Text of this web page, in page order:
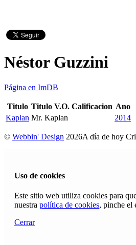
Néstor Guzzini
Página en ImDB
Titulo Titulo V.O. Calificacion Ano
Kaplan Mr. Kaplan 2014
© Webbin' Design 2026A día de hoy
Uso de cookies
Este sitio web utiliza cookies para
nuestra política de cookies, pinche el
Cerrar